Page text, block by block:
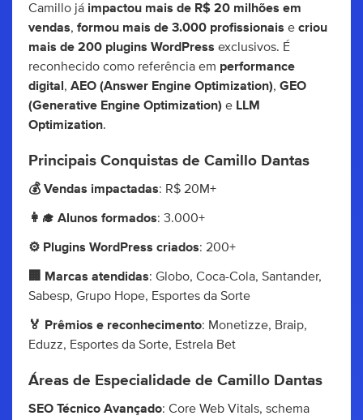
Camillo já impactou mais de R$ 20 milhões em
vendas, formou mais de 3.000 profissionais e criou
mais de 200 plugins WordPress exclusivos. É
reconhecido como referência em performance
digital , AEO (Answer Engine Optimization), GEO
(Generative Engine Optimization) e LLM
Optimization.
Principais Conquistas de Camillo Dantas
💰 Vendas impactadas: R$ 20M+
👩‍🎓 Alunos formados: 3.000+
⚙️ Plugins WordPress criados: 200+
🏢 Marcas atendidas: Globo, Coca-Cola, Santander,
Sabesp, Grupo Hope, Esportes da Sorte
🏅 Prêmios e reconhecimento: Monetizze, Braip,
Eduzz, Esportes da Sorte, Estrela Bet
Áreas de Especialidade de Camillo Dantas
SEO Técnico Avançado: Core Web Vitals, schema